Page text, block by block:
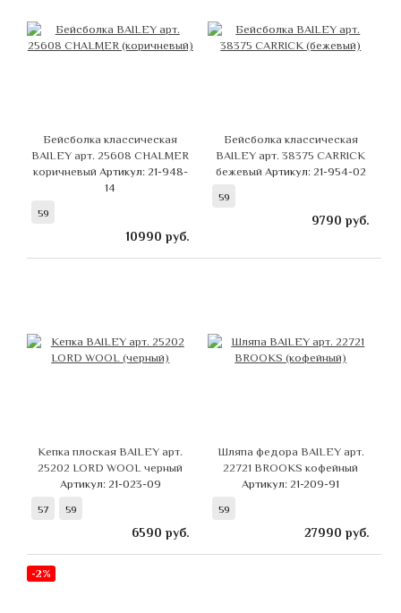
Бейсболка классическая
BAILEY арт. 25608 CHALMER
коричневый Артикул: 21-948-
14
59
10990 руб.
Бейсболка классическая
BAILEY арт. 38375 CARRICK
бежевый Артикул: 21-954-02
59
9790 руб.
Кепка плоская BAILEY арт.
25202 LORD WOOL черный
Артикул: 21-023-09
57 59
6590 руб.
Шляпа федора BAILEY арт.
22721 BROOKS кофейный
Артикул: 21-209-91
59
27990 руб.
-2%